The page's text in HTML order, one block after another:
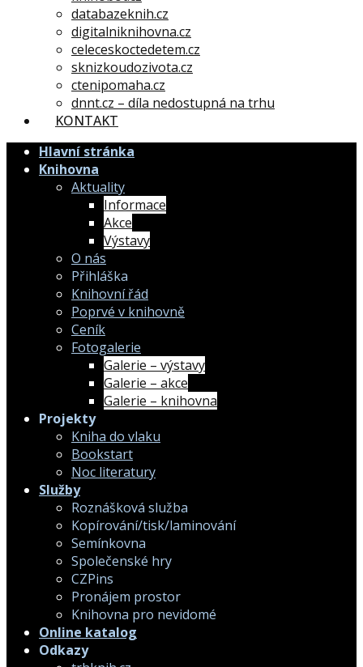
databazeknih.cz
digitalniknihovna.cz
celeceskoctedetem.cz
sknizkoudozivota.cz
ctenipomaha.cz
dnnt.cz – díla nedostupná na trhu
KONTAKT
Hlavní stránka
Knihovna
Aktuality
Informace
Akce
Výstavy
O nás
Přihláška
Knihovní řád
Poprvé v knihovně
Ceník
Fotogalerie
Galerie – výstavy
Galerie – akce
Galerie – knihovna
Projekty
Kniha do vlaku
Bookstart
Noc literatury
Služby
Roznášková služba
Kopírování/tisk/laminování
Semínkovna
Společenské hry
CZPins
Pronájem prostor
Knihovna pro nevidomé
Online katalog
Odkazy